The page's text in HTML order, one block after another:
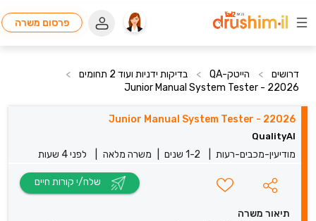
פרסום משרה
דרושים > הייטק-QA > בדיקות ידניות ועוד 2 תחומים
>
22026 - Junior Manual System Tester
22026 - Junior Manual System Tester
QualityAI
מודיעין-מכבים-רעות 1-2 שנים משרה מלאה לפני 4 שעות
תיאור משרה